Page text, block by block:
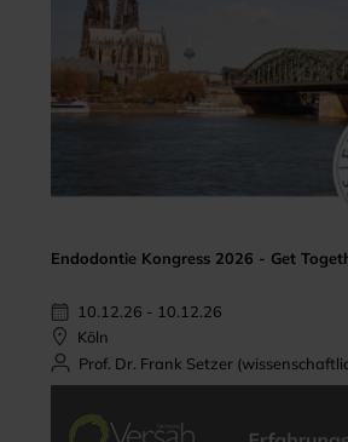
Endodontie Kongress 2026 - Get
10.12.26 - 10.12.26
Köln
Prof. Dr. Frank Setzer